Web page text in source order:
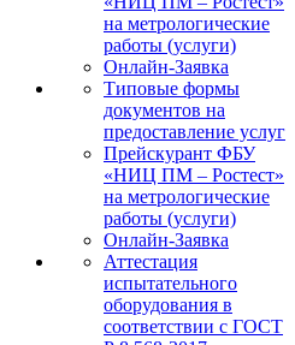
на метрологические
работы (услуги)
Онлайн-Заявка
Типовые формы
документов на
предоставление услуг
Прейскурант ФБУ
«НИЦ ПМ – Ростест»
на метрологические
работы (услуги)
Онлайн-Заявка
Аттестация
испытательного
оборудования в
соответствии с ГОСТ